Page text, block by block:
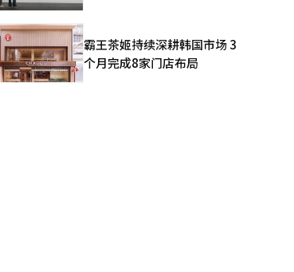
霸王茶姬持续深耕韩国市场 3
个月完成8家门店布局